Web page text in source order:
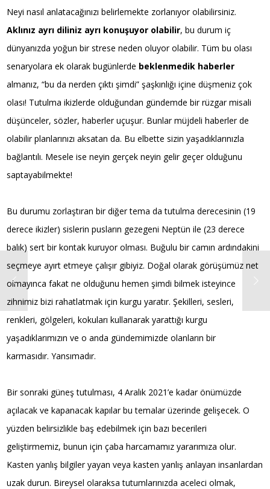
Neyi nasıl anlatacağınızı belirlemekte zorlanıyor olabilirsiniz.
Aklınız ayrı diliniz ayrı konuşuyor olabilir, bu durum iç
dünyanızda yoğun bir strese neden oluyor olabilir. Tüm bu olası
senaryolara ek olarak bugünlerde beklenmedik haberler
almanız, “bu da nerden çıktı şimdi” şaşkınlığı içine düşmeniz çok
olası! Tutulma ikizlerde olduğundan gündemde bir rüzgar misali
düşünceler, sözler, haberler uçuşur. Bunlar müjdeli haberler de
olabilir planlarınızı aksatan da. Bu elbette sizin yaşadıklarınızla
bağlantılı. Mesele ise neyin gerçek neyin gelir geçer olduğunu
saptayabilmekte!
Bu durumu zorlaştıran bir diğer tema da tutulma derecesinin (19
derece ikizler) sislerin pusların gezegeni Neptün ile (23 derece
balık) sert bir kontak kuruyor olması. Buğulu bir camın ardındakini
seçmeye ayırt etmeye çalışır gibiyiz. Doğal olarak görüşümüz net
olmayınca fakat ne olduğunu hemen şimdi bilmek isteyince
zihnimiz bizi rahatlatmak için kurgu yaratır. Şekilleri, sesleri,
renkleri, gölgeleri, kokuları kullanarak yarattığı kurgu
yaşadıklarımızın ve o anda gündemimizde olanların bir
karmasıdır. Yansımadır.
Bir sonraki güneş tutulması, 4 Aralık 2021’e kadar önümüzde
açılacak ve kapanacak kapılar bu temalar üzerinde gelişecek. O
yüzden belirsizlikle baş edebilmek için bazı becerileri
geliştirmemiz, bunun için çaba harcamamız yararımıza olur.
Kasten yanlış bilgiler yayan veya kasten yanlış anlayan insanlardan
uzak durun. Bireysel olaraksa tutumlarınızda aceleci olmak,